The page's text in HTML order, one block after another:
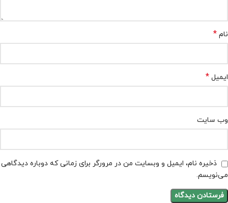
نام *
ایمیل *
وب‌ سایت
ذخیره نام، ایمیل و وبسایت من در مرورگر برای زمانی که دوباره دیدگاهی
می‌نویسم.